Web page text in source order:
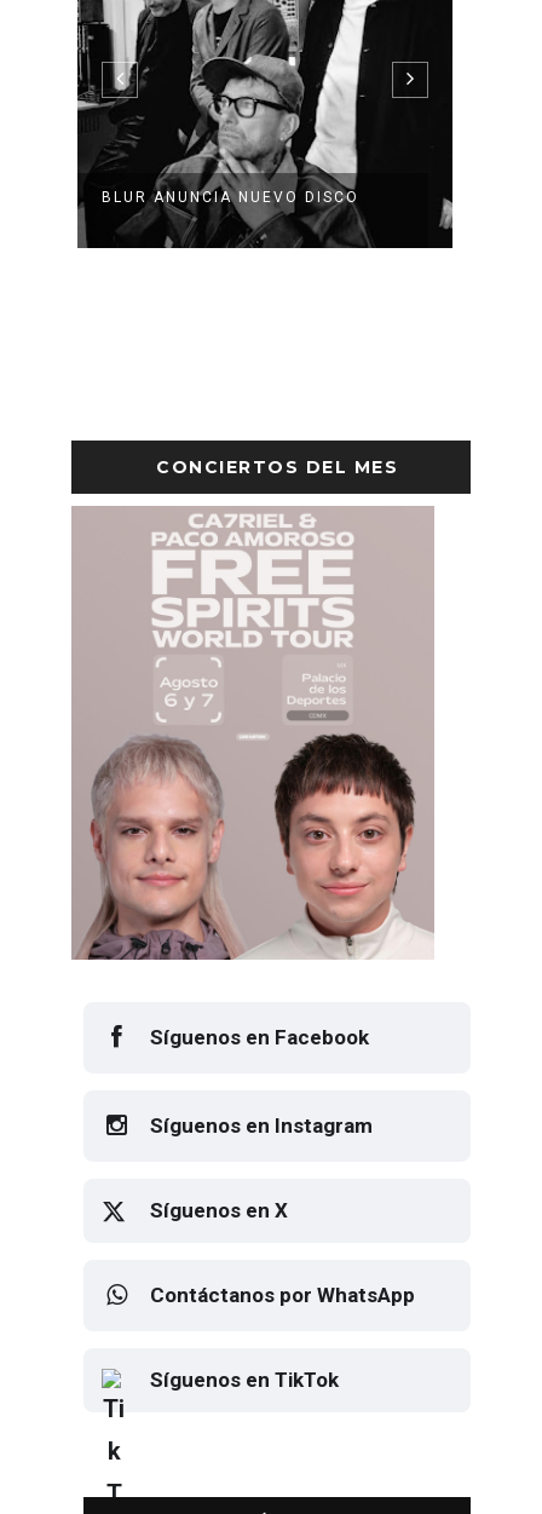
BLUR ANUNCIA NUEVO DISCO
CONCIERTOS DEL MES
Síguenos en Facebook
Síguenos en Instagram
Síguenos en X
Contáctanos por WhatsApp
Síguenos en TikTok
DESTACADA
Elton John regresa a CDMX para
despedirse en el Estadio Banorte